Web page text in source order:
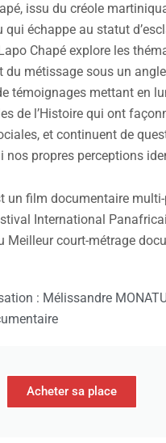
issu du créole
qui échappe au statut
Chapé explore les
du métissage sous un
témoignages mettant en
de l’Histoire qui ont
et continuent de
nos propres perceptions
un film documentaire
International
Meilleur court-métrage
: Mélissandre
Acheter sa place